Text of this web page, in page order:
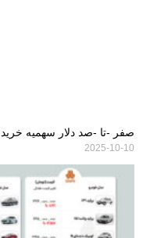
صفر -تا -صد دلار سهمیه خرید
2025-10-10